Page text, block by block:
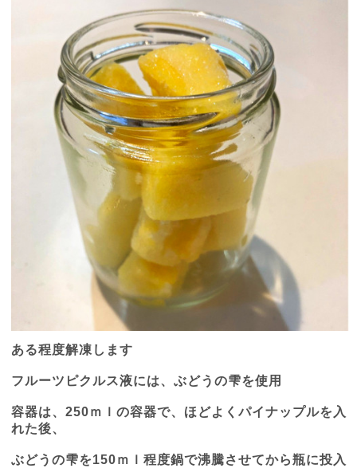
ある程度解凍します
フルーツピクルス液には、ぶどうの雫を使用
容器は、250ｍｌの容器で、ほどよくパイナップルを入
れた後、
ぶどうの雫を150ｍｌ程度鍋で沸騰させてから瓶に投入